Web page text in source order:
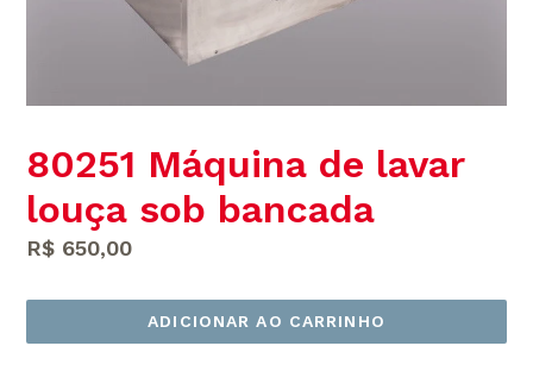
80251 Máquina de lavar
louça sob bancada
Preço
R$ 650,00
ADICIONAR AO CARRINHO